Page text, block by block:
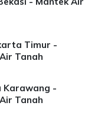
Timur -
Tanah
Karawang -
Tanah